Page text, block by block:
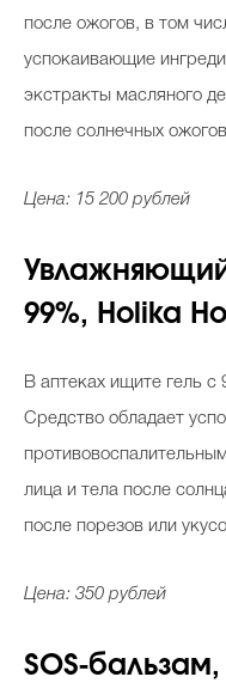
после ожогов, в том
успокаивающие
экстракты масляного
после солнечных ожогов
Цена: 15 200 рублей
99%, Holika
В аптеках ищите гель с
Средство обладает
лица и тела после
после порезов или
Цена: 350 рублей
SOS-